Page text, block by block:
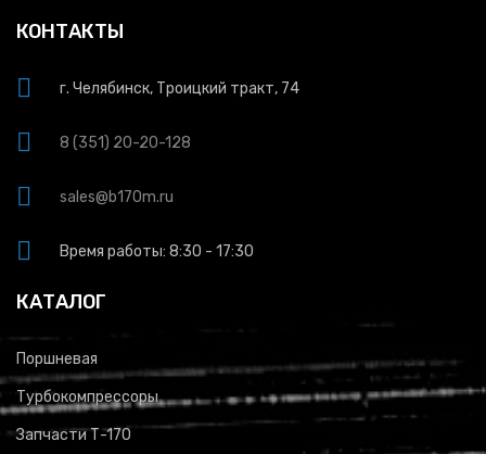
КОНТАКТЫ
г. Челябинск, Троицкий тракт, 74
8 (351) 20-20-128
sales@b170m.ru
Время работы: 8:30 - 17:30
КАТАЛОГ
Поршневая
Турбокомпрессоры
Запчасти Т-170